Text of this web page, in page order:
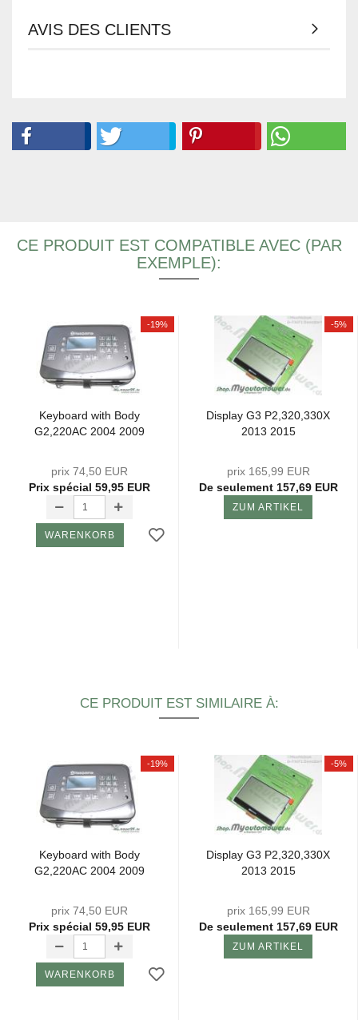
AVIS DES CLIENTS
CE PRODUIT EST COMPATIBLE AVEC (PAR
EXEMPLE):
-19%
Key­board with Body
G2,220AC 2004 2009
prix 74,50 EUR
Prix ​​spécial 59,95 EUR
WARENKORB
-5%
Dis­play G3 P2,320,330X
2013 2015
prix 165,99 EUR
De seulement 157,69 EUR
ZUM ARTIKEL
CE PRODUIT EST SIMILAIRE À:
-19%
Key­board with Body
G2,220AC 2004 2009
prix 74,50 EUR
Prix ​​spécial 59,95 EUR
WARENKORB
-5%
Dis­play G3 P2,320,330X
2013 2015
prix 165,99 EUR
De seulement 157,69 EUR
ZUM ARTIKEL